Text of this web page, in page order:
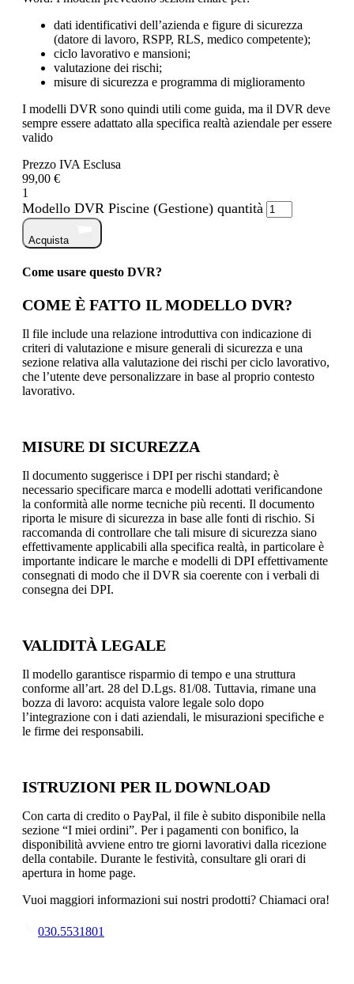
dati identificativi dell’azienda e figure di sicurezza
(datore di lavoro, RSPP, RLS, medico competente);
ciclo lavorativo e mansioni;
valutazione dei rischi;
misure di sicurezza e programma di miglioramento
I modelli DVR sono quindi utili come guida, ma il DVR deve
sempre essere adattato alla specifica realtà aziendale per essere
valido
Prezzo IVA Esclusa
99,00 €
1
Modello DVR Piscine (Gestione) quantità
Acquista
Come usare questo DVR?
COME È FATTO IL MODELLO DVR?
Il file include una relazione introduttiva con indicazione di
criteri di valutazione e misure generali di sicurezza e una
sezione relativa alla valutazione dei rischi per ciclo lavorativo,
che l’utente deve personalizzare in base al proprio contesto
lavorativo.
MISURE DI SICUREZZA
Il documento suggerisce i DPI per rischi standard; è
necessario specificare marca e modelli adottati verificandone
la conformità alle norme tecniche più recenti. Il documento
riporta le misure di sicurezza in base alle fonti di rischio. Si
raccomanda di controllare che tali misure di sicurezza siano
effettivamente applicabili alla specifica realtà, in particolare è
importante indicare le marche e modelli di DPI effettivamente
consegnati di modo che il DVR sia coerente con i verbali di
consegna dei DPI.
VALIDITÀ LEGALE
Il modello garantisce risparmio di tempo e una struttura
conforme all’art. 28 del D.Lgs. 81/08. Tuttavia, rimane una
bozza di lavoro: acquista valore legale solo dopo
l’integrazione con i dati aziendali, le misurazioni specifiche e
le firme dei responsabili.
ISTRUZIONI PER IL DOWNLOAD
Con carta di credito o PayPal, il file è subito disponibile nella
sezione “I miei ordini”. Per i pagamenti con bonifico, la
disponibilità avviene entro tre giorni lavorativi dalla ricezione
della contabile. Durante le festività, consultare gli orari di
apertura in home page.
Vuoi maggiori informazioni sui nostri prodotti? Chiamaci ora!
030.5531801